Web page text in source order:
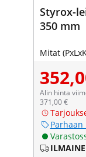
Styrox-
350 mm
Mitat
Alin hinta
371,00 €